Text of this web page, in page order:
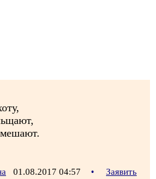
01.08.2017 04:57 •
Заявить